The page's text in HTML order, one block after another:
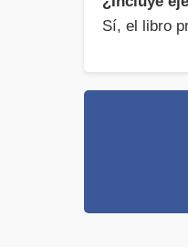
Sí, el libro